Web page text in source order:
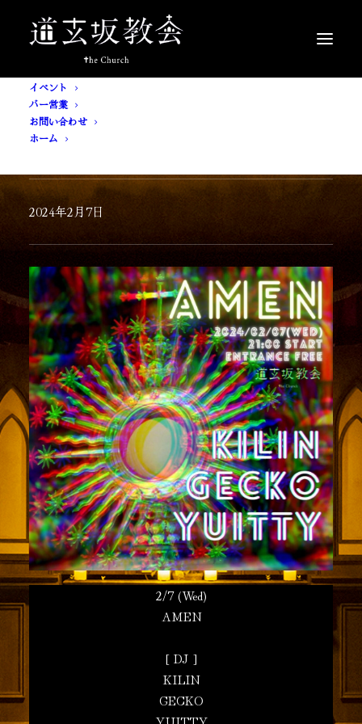
イベント
バー営業
お問い合わせ
ホーム
[ 入場無料 ] AMEN
2024年2月7日
2/7 (Wed)
AMEN
[ DJ ]
KILIN
GECKO